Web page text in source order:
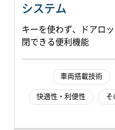
システム
キーを使わず、ドアロ
閉できる便利機能
車両搭載技術
快適性・利便性 そ